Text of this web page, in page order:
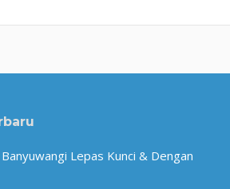
Lepas Kunci & Dengan